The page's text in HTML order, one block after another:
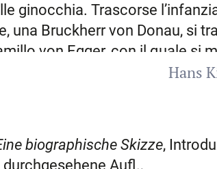
ginocchia. Trascorse
una Bruckherr von Donau, si
von Egger, con il quale si
“italiana” perché da
letterario la madre, che
in interpretazioni di ruoli
Hans
biographische Skizze,
durchgesehene Aufl.,